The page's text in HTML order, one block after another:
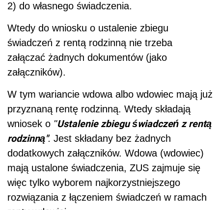
2) do własnego świadczenia.
Wtedy do wniosku o ustalenie zbiegu
świadczeń z rentą rodzinną nie trzeba
załączać żadnych dokumentów (jako
załączników).
W tym wariancie wdowa albo wdowiec mają już
przyznaną rentę rodzinną. Wtedy składają
wniosek o "Ustalenie zbiegu świadczeń z rentą
rodzinną". Jest składany bez żadnych
dodatkowych załączników. Wdowa (wdowiec)
mają ustalone świadczenia, ZUS zajmuje się
więc tylko wyborem najkorzystniejszego
rozwiązania z łączeniem świadczeń w ramach